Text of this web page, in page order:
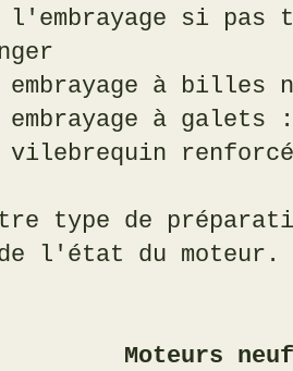
l'embrayage si
embrayage à
embrayage à
vilebrequin
type de
l'état du moteur.
neufs